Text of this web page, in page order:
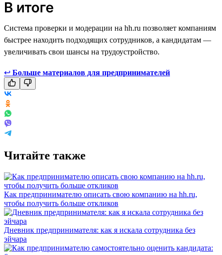
В итоге
Система проверки и модерации на hh.ru позволяет компаниям
быстрее находить подходящих сотрудников, а кандидатам —
увеличивать свои шансы на трудоустройство.
↩ Больше материалов для предпринимателей
Читайте также
Как предпринимателю описать свою компанию на hh.ru,
чтобы получить больше откликов
Дневник предпринимателя: как я искала сотрудника без
эйчара